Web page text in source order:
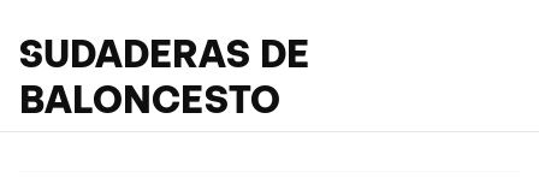
SUDADERAS DE
BALONCESTO